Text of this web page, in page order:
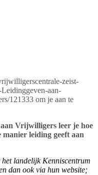
zeist-
aan-
121333 om je aan te
Vrijwilligers leer je hoe
manier leiding geeft aan
landelijk Kenniscentrum
dan ook via hun website;